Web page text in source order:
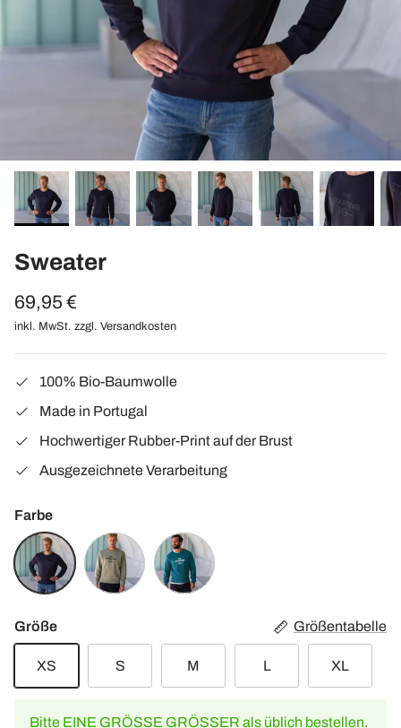
Sweater
69,95 €
inkl. MwSt. zzgl. Versandkosten
100% Bio-Baumwolle
Made in Portugal
Hochwertiger Rubber-Print auf der Brust
Ausgezeichnete Verarbeitung
Farbe
Dark
Anthracite
Olive
Gray
Petrol
Größe Größentabelle
XS S M L XL
Bitte EINE GRÖSSE GRÖSSER als üblich bestellen.